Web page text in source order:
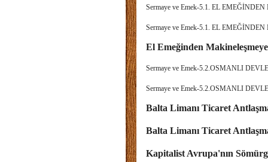
Sermaye ve Emek-5.1. EL
Sermaye ve Emek-5.1. EL
El Emeğinden
Sermaye ve Emek-5.2.OSMANLI
Sermaye ve Emek-5.2.OSMANLI
Balta Limanı Ticaret
Balta Limanı Ticaret
Kapitalist Avrupa'nın